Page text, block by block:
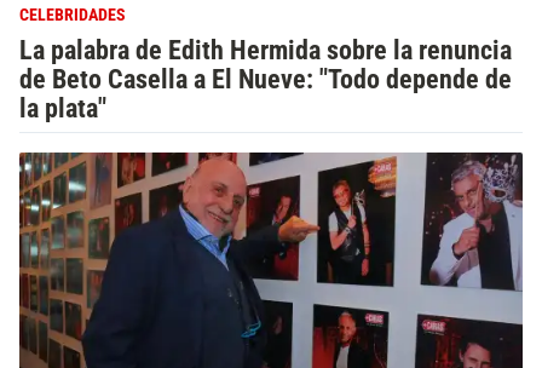
CELEBRIDADES
La palabra de Edith Hermida sobre la renuncia
de Beto Casella a El Nueve: "Todo depende de
la plata"